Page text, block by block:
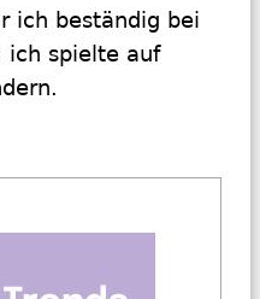
ich beständig bei
ich spielte auf